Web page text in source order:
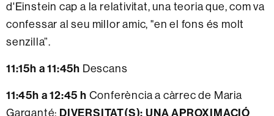
d'Einstein cap a la relativitat, una teoria que, com va
confessar al seu millor amic, "en el fons és molt
senzilla”.
11:15h a 11:45h Descans
11:45h a 12:45 h Conferència a càrrec de Maria
Garganté: DIVERSITAT(S): UNA APROXIMACIÓ